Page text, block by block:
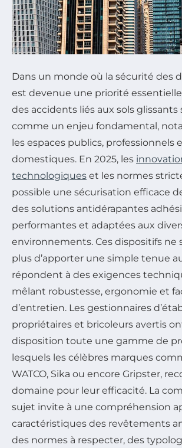
Dans un monde où la sécurité des
est devenue une priorité
des accidents liés aux sols glissants
comme un enjeu fondamental,
les espaces publics, professionnels
domestiques. En 2025, les
technologiques et les normes
possible une sécurisation efficace
des solutions antidérapantes
performantes et adaptées aux
environnements. Ces dispositifs ne
plus d’apporter une simple tenue
répondent à des exigences
mêlant robustesse, ergonomie et
d’entretien. Les gestionnaires
propriétaires et bricoleurs avertis
disposition toute une gamme de
lesquels les célèbres marques
WATCO, Sika ou encore Gripster,
domaine pour leur efficacité. La
sujet invite à une compréhension
caractéristiques des revêtements
des normes à respecter, des